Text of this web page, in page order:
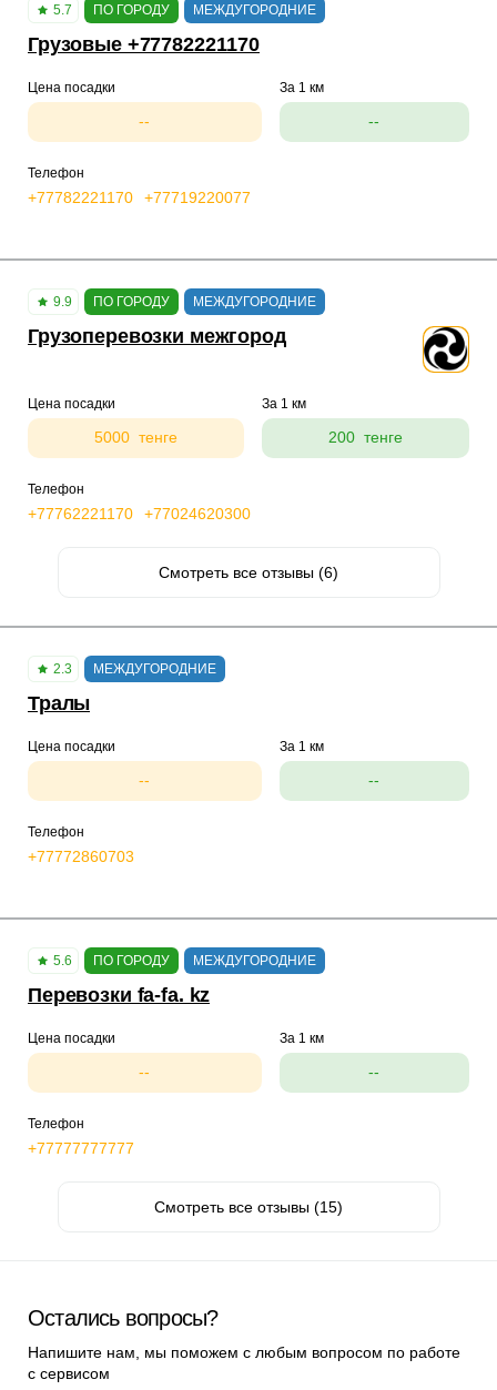
5.7 ПО ГОРОДУ МЕЖДУГОРОДНИЕ
Грузовые +77782221170
Цена посадки
--
За 1 км
--
Телефон
+77782221170 +77719220077
9.9 ПО ГОРОДУ МЕЖДУГОРОДНИЕ
Грузоперевозки межгород
Цена посадки
5000 тенге
За 1 км
200 тенге
Телефон
+77762221170 +77024620300
Смотреть все отзывы (6)
2.3 МЕЖДУГОРОДНИЕ
Тралы
Цена посадки
--
За 1 км
--
Телефон
+77772860703
5.6 ПО ГОРОДУ МЕЖДУГОРОДНИЕ
Перевозки fa-fa. kz
Цена посадки
--
За 1 км
--
Телефон
+77777777777
Смотреть все отзывы (15)
Остались вопросы?
Напишите нам, мы поможем с любым вопросом по работе
с сервисом